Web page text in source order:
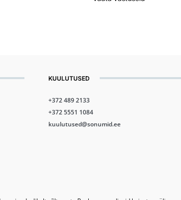
KUULUTUSED
+372 489 2133
+372 5551 1084
kuulutused@sonumid.ee